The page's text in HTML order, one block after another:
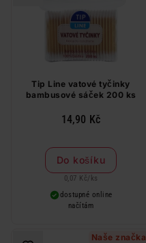
Tip Line vatové tyčinky
bambusové sáček 200 ks
14,90 Kč
Do košíku
0,07 Kč/ ks
dostupné online
načítám
Naše značka